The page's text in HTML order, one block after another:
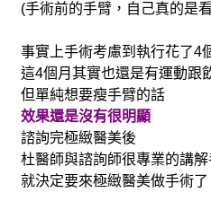
(手術前的手臂，自己真的是
事實上手術考慮到執行花了4
這4個月其實也還是有運動跟
但單純想要瘦手臂的話
效果還是沒有很明顯
諮詢完極緻醫美後
杜醫師與諮詢師很專業的講
就決定要來極緻醫美做手術了